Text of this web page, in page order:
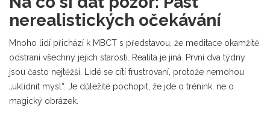
nerealistických očekávání
Mnoho lidí přichází k MBCT s představou, že meditace okamžitě
odstraní všechny jejich starosti. Realita je jiná. První dva týdny
jsou často nejtěžší. Lidé se cítí frustrovaní, protože nemohou
„uklidnit mysl“. Je důležité pochopit, že jde o trénink, ne o
magický obrázek.